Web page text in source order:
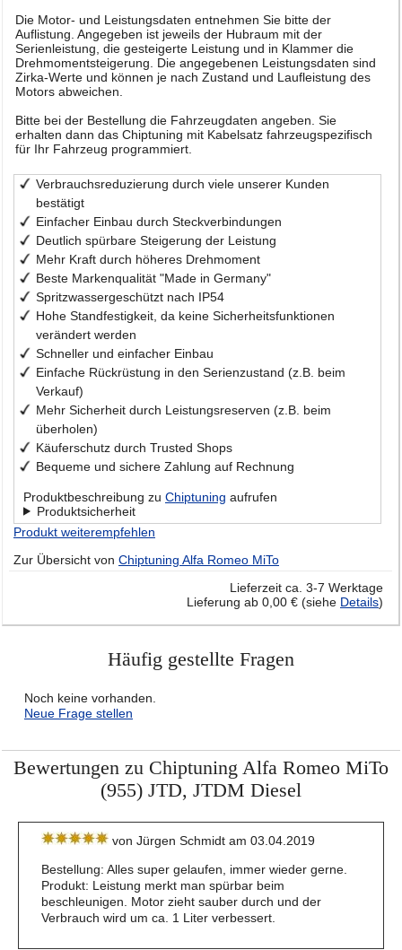
Die Motor- und Leistungsdaten entnehmen Sie bitte der
Auflistung. Angegeben ist jeweils der Hubraum mit der
Serienleistung, die gesteigerte Leistung und in Klammer die
Drehmomentsteigerung. Die angegebenen Leistungsdaten sind
Zirka-Werte und können je nach Zustand und Laufleistung des
Motors abweichen.
Bitte bei der Bestellung die Fahrzeugdaten angeben. Sie
erhalten dann das Chiptuning mit Kabelsatz fahrzeugspezifisch
für Ihr Fahrzeug programmiert.
Verbrauchsreduzierung durch viele unserer Kunden
bestätigt
Einfacher Einbau durch Steckverbindungen
Deutlich spürbare Steigerung der Leistung
Mehr Kraft durch höheres Drehmoment
Beste Markenqualität "Made in Germany"
Spritzwassergeschützt nach IP54
Hohe Standfestigkeit, da keine Sicherheitsfunktionen
verändert werden
Schneller und einfacher Einbau
Einfache Rückrüstung in den Serienzustand (z.B. beim
Verkauf)
Mehr Sicherheit durch Leistungsreserven (z.B. beim
überholen)
Käuferschutz durch Trusted Shops
Bequeme und sichere Zahlung auf Rechnung
Produktbeschreibung zu Chiptuning aufrufen
Produktsicherheit
Produkt weiterempfehlen
Zur Übersicht von Chiptuning Alfa Romeo MiTo
Lieferzeit ca. 3-7 Werktage
Lieferung ab 0,00 € (siehe Details)
Häufig gestellte Fragen
Noch keine vorhanden.
Neue Frage stellen
Bewertungen zu Chiptuning Alfa Romeo MiTo
(955) JTD, JTDM Diesel
von Jürgen Schmidt am 03.04.2019
Bestellung: Alles super gelaufen, immer wieder gerne.
Produkt: Leistung merkt man spürbar beim
beschleunigen. Motor zieht sauber durch und der
Verbrauch wird um ca. 1 Liter verbessert.